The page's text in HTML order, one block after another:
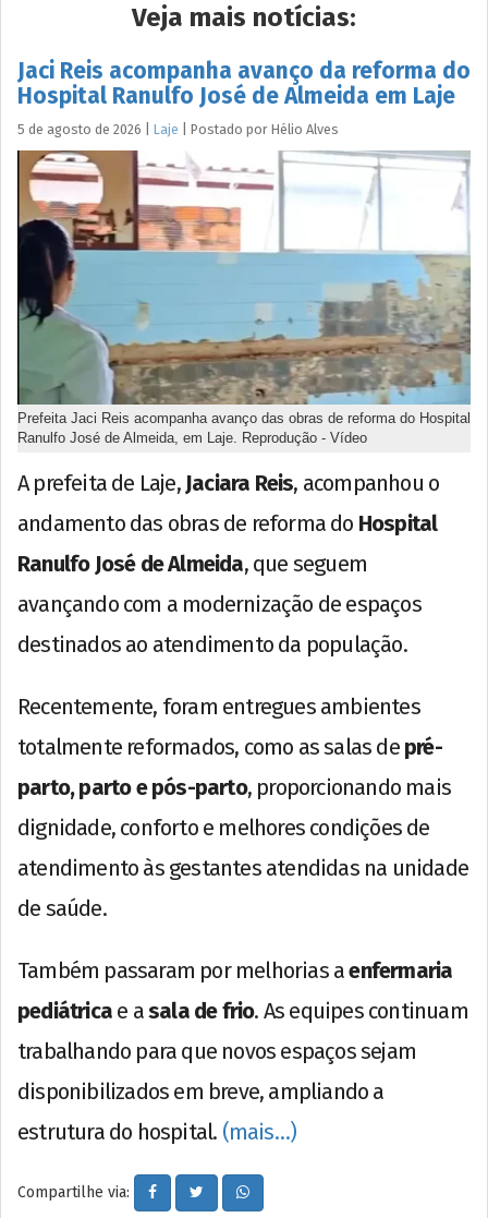
Veja mais notícias:
Jaci Reis acompanha avanço da reforma do
Hospital Ranulfo José de Almeida em Laje
5 de agosto de 2026 Laje Postado por Hélio Alves
Prefeita Jaci Reis acompanha avanço das obras de reforma do Hospital
Ranulfo José de Almeida, em Laje. Reprodução - Vídeo
A prefeita de Laje, Jaciara Reis, acompanhou o
andamento das obras de reforma do Hospital
Ranulfo José de Almeida, que seguem
avançando com a modernização de espaços
destinados ao atendimento da população.
Recentemente, foram entregues ambientes
totalmente reformados, como as salas de pré-
parto, parto e pós-parto, proporcionando mais
dignidade, conforto e melhores condições de
atendimento às gestantes atendidas na unidade
de saúde.
Também passaram por melhorias aenfermaria
pediátrica e asala de frio. As equipes continuam
trabalhando para que novos espaços sejam
disponibilizados em breve, ampliando a
estrutura do hospital. (mais…)
Compartilhe via: